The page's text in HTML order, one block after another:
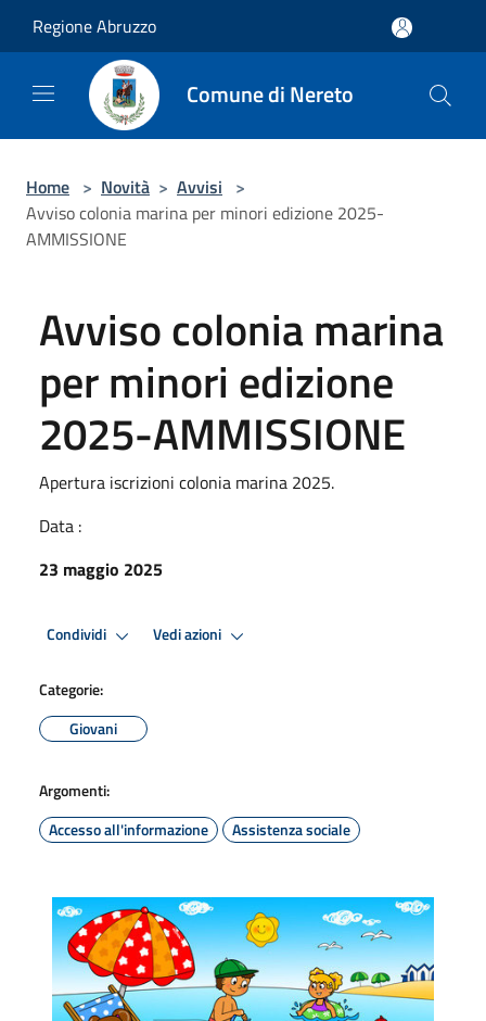
Regione Abruzzo
Comune di Nereto
Home > Novità > Avvisi >
Avviso colonia marina per minori edizione 2025-
AMMISSIONE
Avviso colonia marina
per minori edizione
2025-AMMISSIONE
Apertura iscrizioni colonia marina 2025.
Data :
23 maggio 2025
Condividi Vedi azioni
Categorie:
Giovani
Argomenti:
Accesso all'informazione
Assistenza sociale